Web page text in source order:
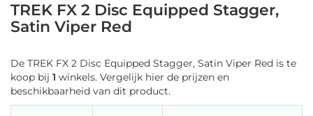
TREK FX 2 Disc Equipped Stagger,
Satin Viper Red
De TREK FX 2 Disc Equipped Stagger, Satin Viper Red is te
koop bij 1 winkels. Vergelijk hier de prijzen en
beschikbaarheid van dit product.